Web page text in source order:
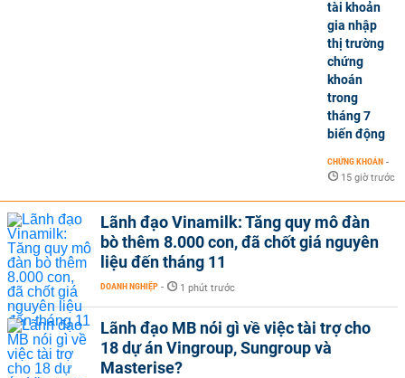
tài khoản
gia nhập
thị trường
chứng
khoán
trong
tháng 7
biến động
CHỨNG KHOÁN -
15 giờ trước
Lãnh đạo Vinamilk: Tăng quy mô đàn
bò thêm 8.000 con, đã chốt giá nguyên
liệu đến tháng 11
DOANH NGHIỆP - 1 phút trước
Lãnh đạo MB nói gì về việc tài trợ cho
18 dự án Vingroup, Sungroup và
Masterise?